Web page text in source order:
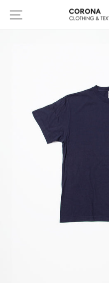
Site navigation